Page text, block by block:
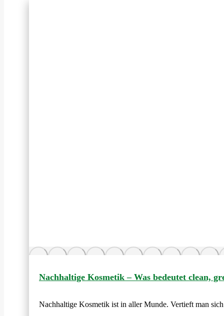
Nachhaltige Kosmetik – Was bedeutet clean,
Nachhaltige Kosmetik ist in aller Munde. Vertieft man